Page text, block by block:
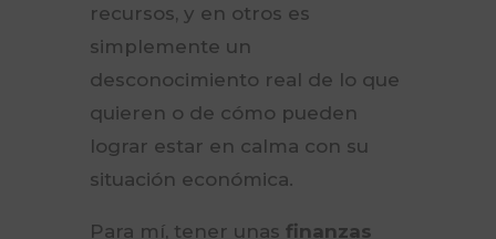
recursos, y en otros es
simplemente un
desconocimiento real de lo que
quieren o de cómo pueden
lograr estar en calma con su
situación económica.
Para mí, tener unas finanzas